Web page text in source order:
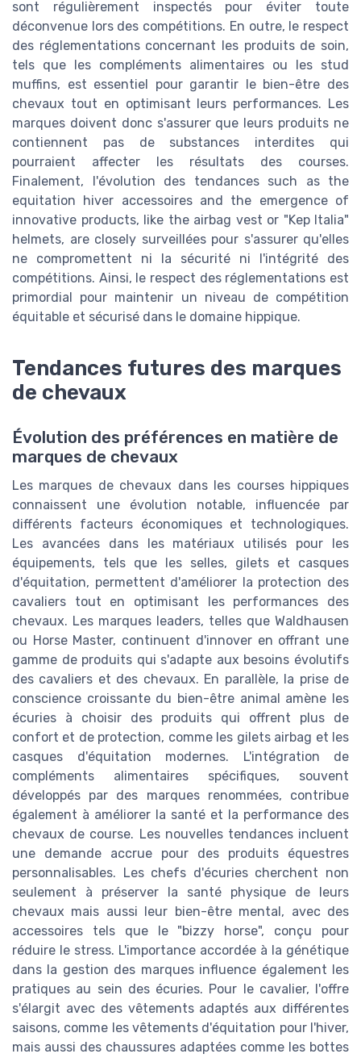
sont régulièrement inspectés pour éviter toute
déconvenue lors des compétitions. En outre, le respect
des réglementations concernant les produits de soin,
tels que les compléments alimentaires ou les stud
muffins, est essentiel pour garantir le bien-être des
chevaux tout en optimisant leurs performances. Les
marques doivent donc s'assurer que leurs produits ne
contiennent pas de substances interdites qui
pourraient affecter les résultats des courses.
Finalement, l'évolution des tendances such as the
equitation hiver accessoires and the emergence of
innovative products, like the airbag vest or "Kep Italia"
helmets, are closely surveillées pour s'assurer qu'elles
ne compromettent ni la sécurité ni l'intégrité des
compétitions. Ainsi, le respect des réglementations est
primordial pour maintenir un niveau de compétition
équitable et sécurisé dans le domaine hippique.
Tendances futures des marques
de chevaux
Évolution des préférences en matière de
marques de chevaux
Les marques de chevaux dans les courses hippiques
connaissent une évolution notable, influencée par
différents facteurs économiques et technologiques.
Les avancées dans les matériaux utilisés pour les
équipements, tels que les selles, gilets et casques
d'équitation, permettent d'améliorer la protection des
cavaliers tout en optimisant les performances des
chevaux. Les marques leaders, telles que Waldhausen
ou Horse Master, continuent d'innover en offrant une
gamme de produits qui s'adapte aux besoins évolutifs
des cavaliers et des chevaux. En parallèle, la prise de
conscience croissante du bien-être animal amène les
écuries à choisir des produits qui offrent plus de
confort et de protection, comme les gilets airbag et les
casques d'équitation modernes. L'intégration de
compléments alimentaires spécifiques, souvent
développés par des marques renommées, contribue
également à améliorer la santé et la performance des
chevaux de course. Les nouvelles tendances incluent
une demande accrue pour des produits équestres
personnalisables. Les chefs d'écuries cherchent non
seulement à préserver la santé physique de leurs
chevaux mais aussi leur bien-être mental, avec des
accessoires tels que le "bizzy horse", conçu pour
réduire le stress. L'importance accordée à la génétique
dans la gestion des marques influence également les
pratiques au sein des écuries. Pour le cavalier, l'offre
s'élargit avec des vêtements adaptés aux différentes
saisons, comme les vêtements d'équitation pour l'hiver,
mais aussi des chaussures adaptées comme les bottes